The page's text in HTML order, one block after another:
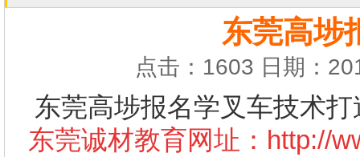
东莞高埗
点击：1603 日期：
东莞高埗报名学叉车技术
东莞诚材教育网址： http://